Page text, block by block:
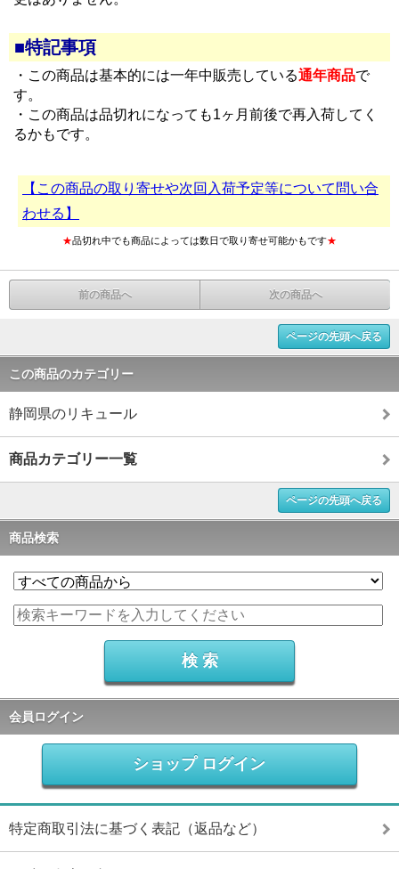
■特記事項
・この商品は基本的には一年中販売している通年商品で
す。
・この商品は品切れになっても1ヶ月前後で再入荷してく
るかもです。
【この商品の取り寄せや次回入荷予定等について問い合
わせる】
★品切れ中でも商品によっては数日で取り寄せ可能かもです★
前の商品へ 次の商品へ
ページの先頭へ戻る
この商品のカテゴリー
静岡県のリキュール
商品カテゴリー一覧
ページの先頭へ戻る
商品検索
会員ログイン
ショップ ログイン
特定商取引法に基づく表記（返品など）